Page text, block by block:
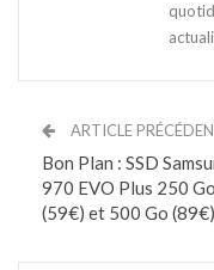
ARTICLE
Bon Plan : SSD
970 EVO Plus 250 Go
(59€) et 500 Go (89€)